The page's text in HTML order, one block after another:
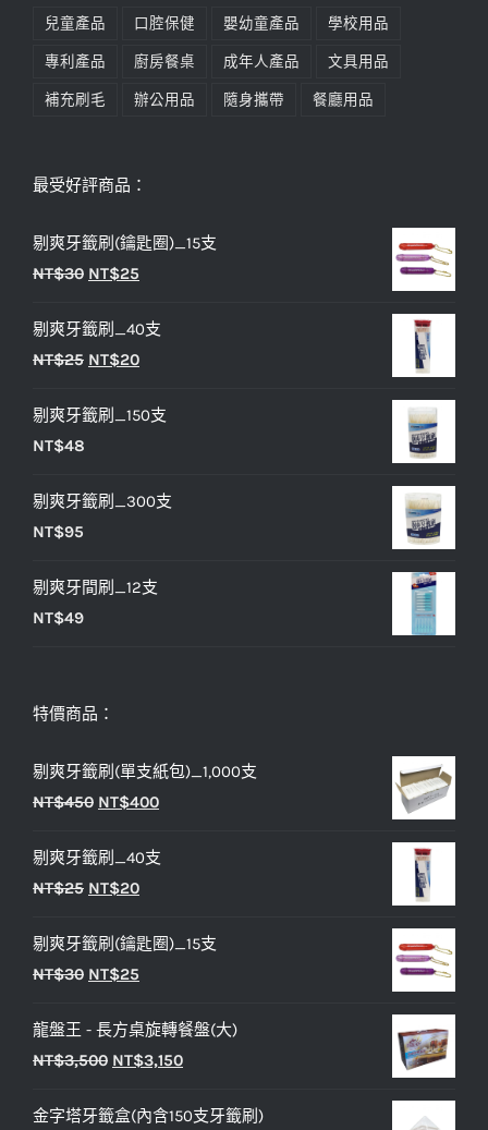
兒童產品 口腔保健 嬰幼童產品 學校用品
專利產品 廚房餐桌 成年人產品 文具用品
補充刷毛 辦公用品 隨身攜帶 餐廳用品
最受好評商品：
剔爽牙籤刷(鑰匙圈)_15支
NT$30 原
價
格：
NT$25
價
格：
剔爽牙籤刷_40支
NT$25 原
價
NT$20目
價
剔爽牙籤刷_150支
NT$48
剔爽牙籤刷_300支
NT$95
剔爽牙間刷_12支
NT$49
特價商品：
剔爽牙籤刷(單支紙包)_1,000支
NT$450 原
價
格：
NT$400目
價
剔爽牙籤刷_40支
NT$25 原
價
格：
NT$20目
價
格：
剔爽牙籤刷(鑰匙圈)_15支
NT$30 原
價
格：
NT$25
價
格：
龍盤王 - 長方桌旋轉餐盤(大)
NT$3,500 原
價
NT$3,150目
價
金字塔牙籤盒(內含150支牙籤刷)